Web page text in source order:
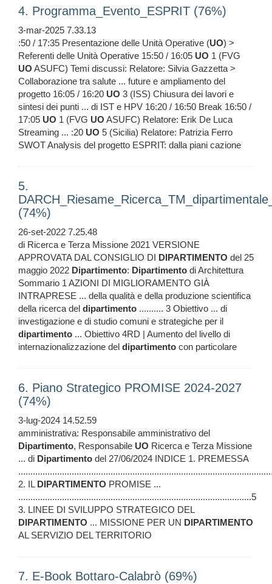
4. Programma_Evento_ESPRIT (76%)
3-mar-2025 7.33.13
:50 / 17:35 Presentazione delle Unità Operative (UO) >
Referenti delle Unità Operative 15:50 / 16:05 UO 1 (FVG
UO ASUFC) Temi discussi: Relatore: Silvia Gazzetta >
Collaborazione tra salute ... future e ampliamento del
progetto 16:05 / 16:20 UO 3 (ISS) Chiusura dei lavori e
sintesi dei punti ... di IST e HPV 16:20 / 16:50 Break 16:50 /
17:05 UO 1 (FVG UO ASUFC) Relatore: Erik De Luca
Streaming ... :20 UO 5 (Sicilia) Relatore: Patrizia Ferro
SWOT Analysis del progetto ESPRIT: dalla piani cazione
5.
(74%)
26-set-2022 7.25.48
di Ricerca e Terza Missione 2021 VERSIONE
APPROVATA DAL CONSIGLIO DI DIPARTIMENTO del 25
maggio 2022 Dipartimento: Dipartimento di Architettura
Sommario 1 AZIONI DI MIGLIORAMENTO GIÀ
INTRAPRESE ... della qualità e della produzione scientifica
della ricerca del dipartimento .......... 3 Obiettivo ... di
investigazione e di studio comuni e strategiche per il
dipartimento ... Obiettivo 4RD | Aumento del livello di
internazionalizzazione del dipartimento con particolare
6. Piano Strategico PROMISE 2024-2027
(74%)
3-lug-2024 14.52.59
amministrativa: Responsabile amministrativo del
Dipartimento, Responsabile UO Ricerca e Terza Missione
... di Dipartimento del 27/06/2024 INDICE 1. PREMESSA
2. IL DIPARTIMENTO PROMISE ...
................................................................................................5
3. LINEE DI SVILUPPO STRATEGICO DEL
DIPARTIMENTO ... MISSIONE PER UN DIPARTIMENTO
AL SERVIZIO DEL TERRITORIO
7. E-Book Bottaro-Calabrò (69%)